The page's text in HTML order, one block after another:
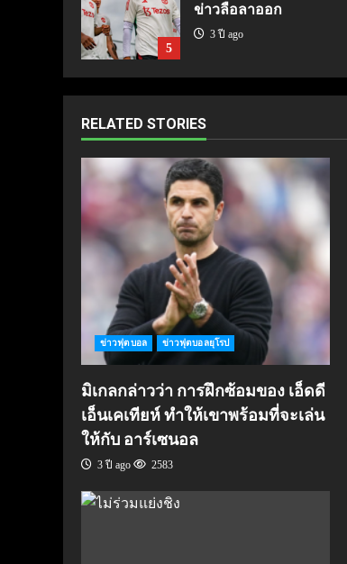
5
ข่าวลือลาออก
3 ปี ago
RELATED STORIES
ข่าวฟุตบอล ข่าวฟุตบอลยุโรป
มิเกลกล่าวว่า การฝึกซ้อมของ เอ็ดดี
เอ็นเคเทียห์ ทำให้เขาพร้อมที่จะเล่น
ให้กับ อาร์เซนอล
3 ปี ago 2583